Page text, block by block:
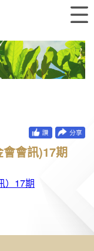
會訊)17期
）17期